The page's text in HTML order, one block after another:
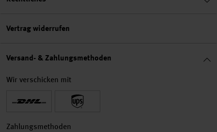
Vertrag widerrufen
Versand- & Zahlungsmethoden
Wir verschicken mit
Zahlungsmethoden